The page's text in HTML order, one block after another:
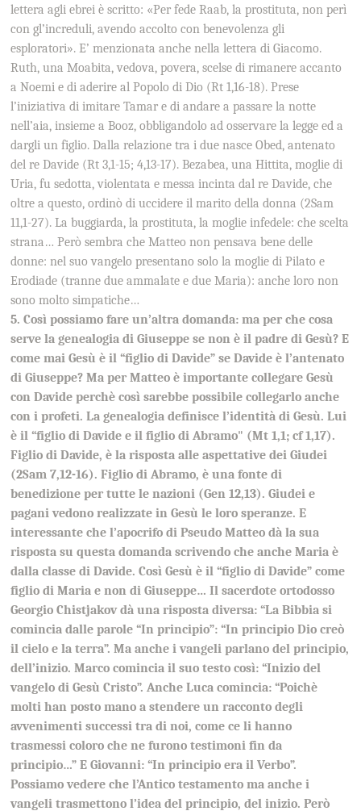
lettera agli ebrei è scritto: «Per fede Raab, la prostituta, non perì
con gl’increduli, avendo accolto con benevolenza gli
esploratori». E’ menzionata anche nella lettera di Giacomo.
Ruth, una Moabita, vedova, povera, scelse di rimanere accanto
a Noemi e di aderire al Popolo di Dio (Rt 1,16-18). Prese
l’iniziativa di imitare Tamar e di andare a passare la notte
nell’aia, insieme a Booz, obbligandolo ad osservare la legge ed a
dargli un figlio. Dalla relazione tra i due nasce Obed, antenato
del re Davide (Rt 3,1-15; 4,13-17). Bezabea, una Hittita, moglie di
Uria, fu sedotta, violentata e messa incinta dal re Davide, che
oltre a questo, ordinò di uccidere il marito della donna (2Sam
11,1-27). La buggiarda, la prostituta, la moglie infedele: che scelta
strana… Però sembra che Matteo non pensava bene delle
donne: nel suo vangelo presentano solo la moglie di Pilato e
Erodiade (tranne due ammalate e due Maria): anche loro non
sono molto simpatiche…
5. Così possiamo fare un’altra domanda: ma per che cosa
serve la genealogia di Giuseppe se non è il padre di Gesù? E
come mai Gesù è il “figlio di Davide” se Davide è l’antenato
di Giuseppe? Ma per Matteo è importante collegare Gesù
con Davide perchè così sarebbe possibile collegarlo anche
con i profeti. La genealogia definisce l’identità di Gesù. Lui
è il “figlio di Davide e il figlio di Abramo" (Mt 1,1; cf 1,17).
Figlio di Davide, è la risposta alle aspettative dei Giudei
(2Sam 7,12-16). Figlio di Abramo, è una fonte di
benedizione per tutte le nazioni (Gen 12,13). Giudei e
pagani vedono realizzate in Gesù le loro speranze. E
interessante che l’apocrifo di Pseudo Matteo dà la sua
risposta su questa domanda scrivendo che anche Maria è
dalla classe di Davide. Così Gesù è il “figlio di Davide” come
figlio di Maria e non di Giuseppe… Il sacerdote ortodosso
Georgio Chistjakov dà una risposta diversa: “La Bibbia si
comincia dalle parole “In principio”: “In principio Dio creò
il cielo e la terra”. Ma anche i vangeli parlano del principio,
dell’inizio. Marco comincia il suo testo così: “Inizio del
vangelo di Gesù Cristo”. Anche Luca comincia: “Poichè
molti han posto mano a stendere un racconto degli
avvenimenti successi tra di noi, come ce li hanno
trasmessi coloro che ne furono testimoni fin da
principio…” E Giovanni: “In principio era il Verbo”.
Possiamo vedere che l’Antico testamento ma anche i
vangeli trasmettono l’idea del principio, del inizio. Però